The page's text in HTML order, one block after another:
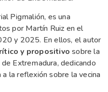
Pigmalión, es una
por Martín Ruiz en el
y 2025. En ellos, el autor
y propositivo sobre la
de Extremadura, dedicando
la reflexión sobre la vecina